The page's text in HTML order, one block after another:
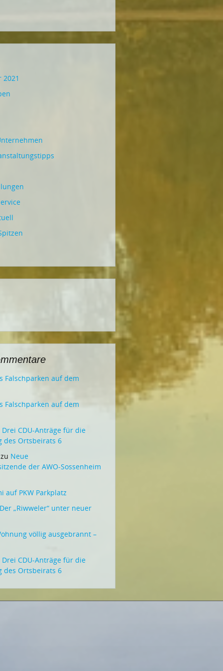
Falschparken auf dem
Falschparken auf dem
Drei CDU-Anträge für die
des Ortsbeirats 6
Neue
der AWO-Sossenheim
auf PKW Parkplatz
Der „Riwweler“ unter neuer
völlig ausgebrannt –
Drei CDU-Anträge für die
des Ortsbeirats 6